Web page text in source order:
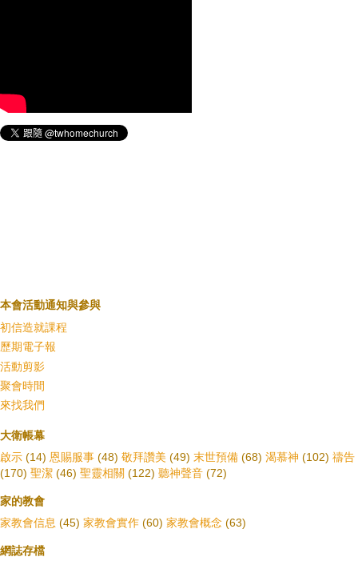
本會活動通知與參與
初信造就課程
歷期電子報
活動剪影
聚會時間
來找我們
大衛帳幕
啟示 (14) 恩賜服事 (48) 敬拜讚美 (49) 末世預備 (68) 渴慕神 (102) 禱告
(170) 聖潔 (46) 聖靈相關 (122) 聽神聲音 (72)
家的教會
家教會信息 (45) 家教會實作 (60) 家教會概念 (63)
網誌存檔